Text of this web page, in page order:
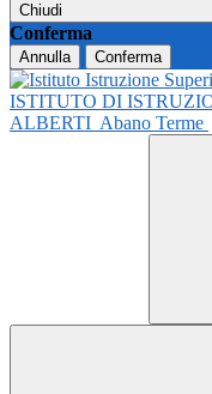
Chiudi
Conferma
Annulla Conferma
ISTITUTO DI
ALBERTI Abano Terme